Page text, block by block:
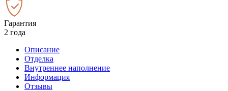
Гарантия
2 года
Описание
Отделка
Внутреннее наполнение
Информация
Отзывы